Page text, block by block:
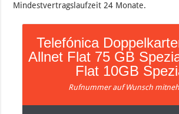
Mindestvertragslaufzeit 24 Monate.
Telefónica
Allnet Flat 75 GB
Flat 10GB
Rufnummer auf Wunsch